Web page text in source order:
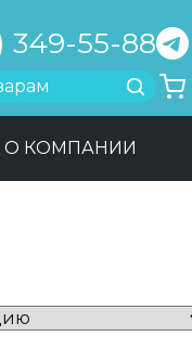
349-55-88
Найти
О КОМПАНИИ